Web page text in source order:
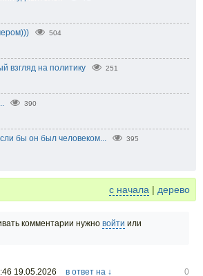
504
взгляд на политику 251
390
бы он был человеком... 395
с начала | дерево
комментарии нужно войти или
19.05.2026 в ответ на ↓
0